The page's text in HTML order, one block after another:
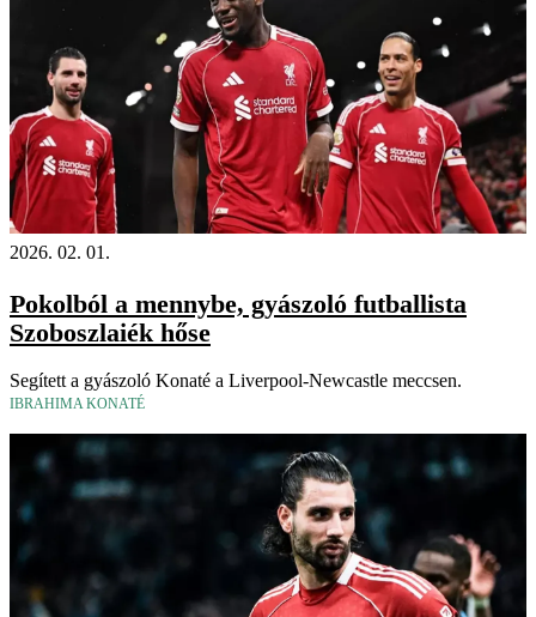
2026. 02. 01.
Pokolból a mennybe, gyászoló futballista
Szoboszlaiék hőse
Segített a gyászoló Konaté a Liverpool-Newcastle meccsen.
IBRAHIMA KONATÉ